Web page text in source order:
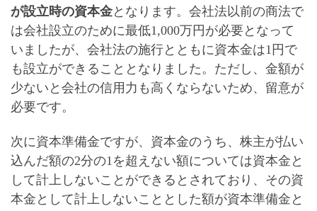
が設立時の資本金となります。会社法以前の商法で
は会社設立のために最低1,000万円が必要となって
いましたが、会社法の施行とともに資本金は1円で
も設立ができる こととなりました。ただし、金額が
少ないと会社の信用力も高くならないため、留意が
必要です。
次に資本準備金ですが、資本金のうち、株主が払い
込んだ額の2分の1を超えない額については資本金と
して計上しないことができるとされており、その資
本金として計上しないこととした額が資本準備金と